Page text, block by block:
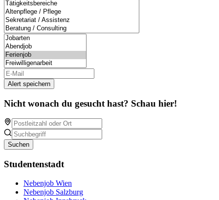
Alert speichern
Nicht wonach du gesucht hast? Schau hier!
Suchen
Studentenstadt
Nebenjob Wien
Nebenjob Salzburg